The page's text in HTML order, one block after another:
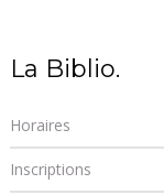
La Biblio.
Horaires
Inscriptions